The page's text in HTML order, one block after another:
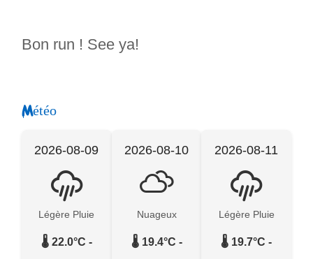
Bon run ! See ya!
Météo
2026-08-09
Légère Pluie
🌡️ 22.0°C -
2026-08-10
Nuageux
🌡️ 19.4°C -
2026-08-11
Légère Pluie
🌡️ 19.7°C -